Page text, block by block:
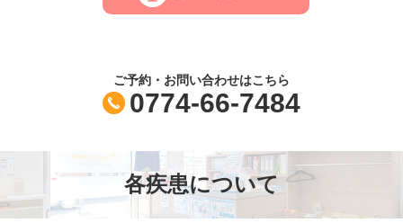
ご予約・お問い合わせはこちら
0774-66-7484
各疾患について